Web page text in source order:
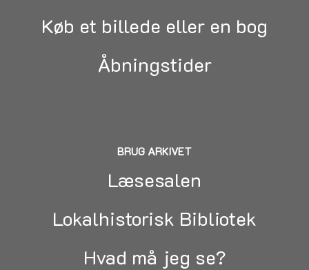
Køb et billede eller en bog
Åbningstider
BRUG ARKIVET
Læsesalen
Lokalhistorisk Bibliotek
Hvad må jeg se?